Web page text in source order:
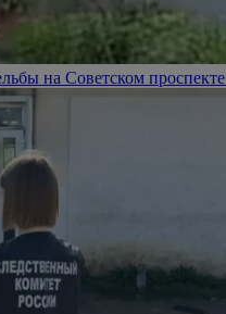
на Советском проспекте